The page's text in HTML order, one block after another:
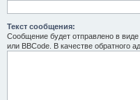
Текст сообщения:
Сообщение будет отправлено в виде
или BBCode. В качестве обратного